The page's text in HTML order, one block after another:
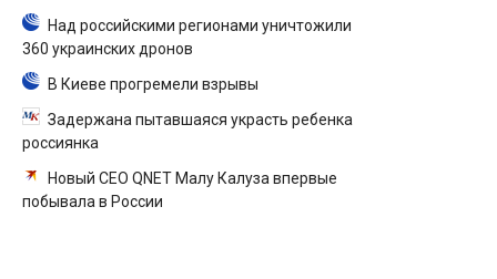
Над российскими регионами уничтожили
360 украинских дронов
В Киеве прогремели взрывы
Задержана пытавшаяся украсть ребенка
россиянка
Новый CEO QNET Малу Калуза впервые
побывала в России